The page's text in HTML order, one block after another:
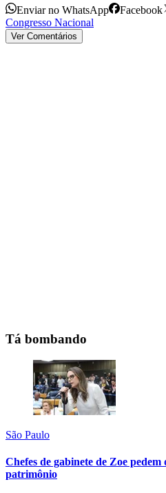
Enviar no WhatsApp Facebook
Congresso Nacional
Ver Comentários
Tá bombando
São Paulo
Chefes de gabinete de Zoe
patrimônio